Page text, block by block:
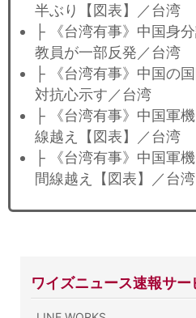
半ぶり【図表】／台湾
├ 《台湾有事》中国身
教員が一部反発／台湾
├ 《台湾有事》中国の
対抗心示す／台湾
├ 《台湾有事》中国軍
線越え【図表】／台湾
├ 《台湾有事》中国軍
間線越え【図表】／台湾
ワイズニュース速報サー